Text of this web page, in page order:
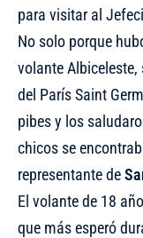
para visitar al
No solo porque
volante
del París Saint
pibes y los
chicos se
representante de
El volante de 18
que más esperó